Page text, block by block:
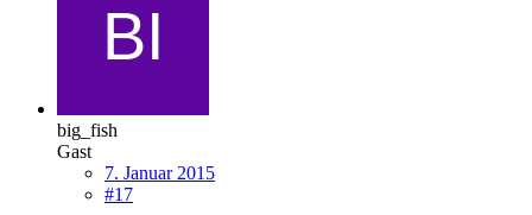
big_fish
Gast
7. Januar 2015
#17